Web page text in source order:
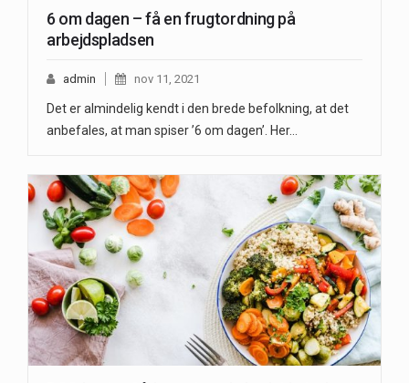
6 om dagen – få en frugtordning på
arbejdspladsen
admin nov 11, 2021
Det er almindelig kendt i den brede befolkning, at det
anbefales, at man spiser ’6 om dagen’. Her…